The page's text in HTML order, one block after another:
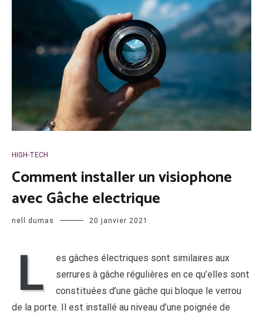
HIGH-TECH
Comment installer un visiophone
avec Gâche electrique
nell dumas 20 janvier 2021
L
es gâches électriques sont similaires aux
serrures à gâche régulières en ce qu’elles sont
constituées d’une gâche qui bloque le verrou
de la porte. Il est installé au niveau d’une poignée de